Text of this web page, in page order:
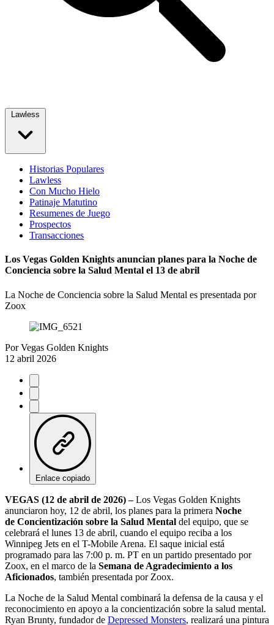
Lawless
Historias Populares
Lawless
Con Mucho Hielo
Patinaje Matutino
Resumenes de Juego
Prospectos
Transacciones
Los Vegas Golden Knights anuncian planes para la Noche de
Conciencia sobre la Salud Mental el 13 de abril
La Noche de Conciencia sobre la Salud Mental es presentada por
Zoox
Por Vegas Golden Knights
12 abril 2026
Enlace copiado
VEGAS (12 de abril de 2026) –Los Vegas Golden Knights
anunciaron hoy, 12 de abril, los planes para la primera Noche
de Concientización sobre la Salud Mental del equipo, que se
celebrará el lunes 13 de abril, cuando el equipo reciba a los
Winnipeg Jets en el T-Mobile Arena. El saque inicial está
programado para las 7:00 p. m. PT en un partido presentado por
Zoox, en el marco de la Semana de Agradecimiento a los
Aficionados, también presentada por Zoox.
La Noche de la Salud Mental combinará la defensa de la causa y el
reconocimiento en apoyo a la concientización sobre la salud mental.
Ryan Brunty, fundador de Depressed Monsters, realizará una pintura